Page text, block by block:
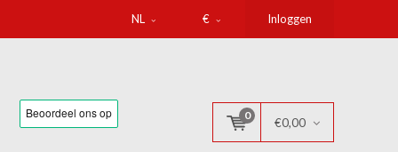
NL € Inloggen
0
€0,00